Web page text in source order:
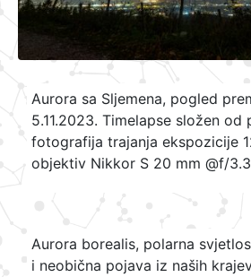
Aurora sa Sljemena, pogled
5.11.2023. Timelapse složen od
fotografija trajanja ekspozicije
objektiv Nikkor S 20 mm @f/
Aurora borealis, polarna
i neobična pojava iz naših